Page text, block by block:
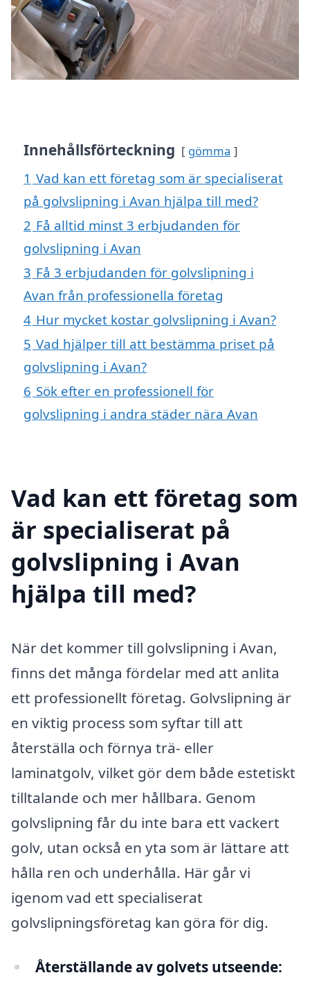
Innehållsförteckning gömma
1 Vad kan ett företag som är specialiserat
på golvslipning i Avan hjälpa till med?
2 Få alltid minst 3 erbjudanden för
golvslipning i Avan
3 Få 3 erbjudanden för golvslipning i
Avan från professionella företag
4 Hur mycket kostar golvslipning i Avan?
5 Vad hjälper till att bestämma priset på
golvslipning i Avan?
6 Sök efter en professionell för
golvslipning i andra städer nära Avan
Vad kan ett företag som
är specialiserat på
golvslipning i Avan
hjälpa till med?
När det kommer till golvslipning i Avan,
finns det många fördelar med att anlita
ett professionellt företag. Golvslipning är
en viktig process som syftar till att
återställa och förnya trä- eller
laminatgolv, vilket gör dem både estetiskt
tilltalande och mer hållbara. Genom
golvslipning får du inte bara ett vackert
golv, utan också en yta som är lättare att
hålla ren och underhålla. Här går vi
igenom vad ett specialiserat
golvslipningsföretag kan göra för dig.
Återställande av golvets utseende: